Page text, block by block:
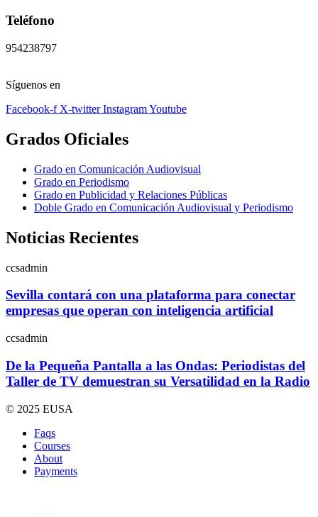
Teléfono
954238797
Síguenos en
Facebook-f X-twitter InstagramYoutube
Grados Oficiales
Grado en Comunicación Audiovisual
Grado en Periodismo
Grado en Publicidad y Relaciones Públicas
Doble Grado en Comunicación Audiovisual y Periodismo
Noticias Recientes
ccsadmin
Sevilla contará con una plataforma para conectar
empresas que operan con inteligencia artificial
ccsadmin
De la Pequeña Pantalla a las Ondas: Periodistas del
Taller de TV demuestran su Versatilidad en la Radio
© 2025 EUSA
Faqs
Courses
About
Payments